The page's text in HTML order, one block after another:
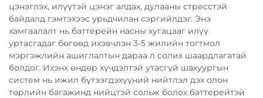
цэнэглэх, илүүтэй цэнэг алдах, дулааны стресстэй
байдалд гэмтэхээс урьдчилан сэргийлдэг. Энэ
хамгаалалт нь баттерейн насны хугацааг илүү
уртасгадаг бөгөөд ихэвчлэн 3-5 жилийн тогтмол
мэргэжлийн ашиглалтын дараа л солих шаардлагатай
болдог. Ихэнх өндөр хүчдэлтэй утасгүй шахуургын
систем нь ижил бүтээгдэхүүний нийтлэл дэх олон
төрлийн багажинд нийцтэй сольж болох баттерейтэй